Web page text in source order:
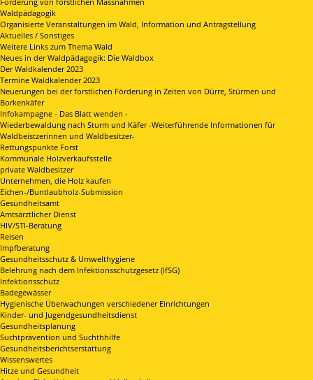
Waldpädagogik
Organisierte Veranstaltungen im Wald, Information und Antragstellung
Aktuelles / Sonstiges
Weitere Links zum Thema Wald
Neues in der Waldpädagogik: Die Waldbox
Der Waldkalender 2023
Termine Waldkalender 2023
Neuerungen bei der forstlichen Förderung in Zeiten von Dürre, Stürmen und
Borkenkäfer
Infokampagne - Das Blatt wenden -
Wiederbewaldung nach Sturm und Käfer -Weiterführende Informationen für
Waldbeistzerinnen und Waldbesitzer-
Rettungspunkte Forst
Kommunale Holzverkaufsstelle
private Waldbesitzer
Unternehmen, die Holz kaufen
Eichen-/Buntlaubholz-Submission
Gesundheitsamt
Amtsärztlicher Dienst
HIV/STI-Beratung
Reisen
Impfberatung
Gesundheitsschutz & Umwelthygiene
Belehrung nach dem Infektionsschutzgesetz (IfSG)
Infektionsschutz
Badegewässer
Hygienische Überwachungen verschiedener Einrichtungen
Kinder- und Jugendgesundheitsdienst
Gesundheitsplanung
Suchtprävention und Suchthhilfe
Gesundheitsberichtserstattung
Wissenswertes
Hitze und Gesundheit